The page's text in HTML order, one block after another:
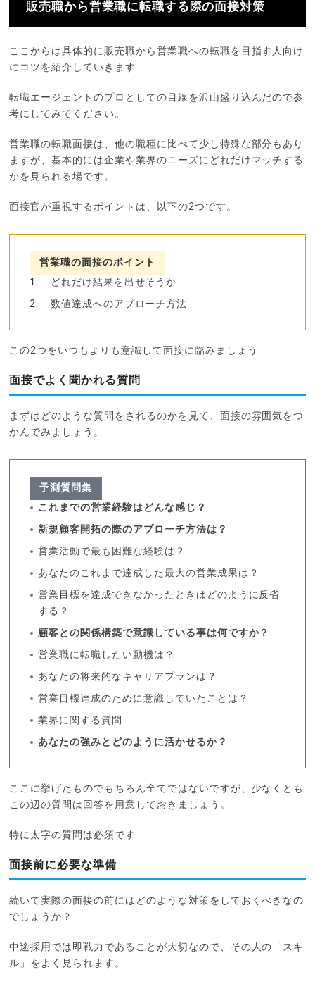
販売職から営業職に転職する際の面接対策
ここからは具体的に販売職から営業職への転職を目指す人向け
にコツを紹介していきます
転職エージェントのプロとしての目線を沢山盛り込んだので参
考にしてみてください。
営業職の転職面接は、他の職種に比べて少し特殊な部分もあり
ますが、基本的には企業や業界のニーズにどれだけマッチする
かを見られる場です。
面接官が重視するポイントは、以下の2つです。
営業職の面接のポイント
どれだけ結果を出せそうか
数値達成へのアプローチ方法
この2つをいつもよりも意識して面接に臨みましょう
面接でよく聞かれる質問
まずはどのような質問をされるのかを見て、面接の雰囲気をつ
かんでみましょう。
予測質問集
これまでの営業経験はどんな感じ？
新規顧客開拓の際のアプローチ方法は？
営業活動で最も困難な経験は？
あなたのこれまで達成した最大の営業成果は？
営業目標を達成できなかったときはどのように反省
する？
顧客との関係構築で意識している事は何ですか？
営業職に転職したい動機は？
あなたの将来的なキャリアプランは？
営業目標達成のために意識していたことは？
業界に関する質問
あなたの強みとどのように活かせるか？
ここに挙げたものでもちろん全てではないですが、少なくとも
この辺の質問は回答を用意しておきましょう。
特に太字の質問は必須です
面接前に必要な準備
続いて実際の面接の前にはどのような対策をしておくべきなの
でしょうか？
中途採用では即戦力であることが大切なので、その人の「スキ
ル」をよく見られます。